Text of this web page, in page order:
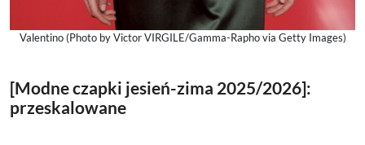
Valentino (Photo by Victor VIRGILE/Gamma-Rapho via Getty Images)
[Modne czapki jesień-zima 2025/2026]:
przeskalowane